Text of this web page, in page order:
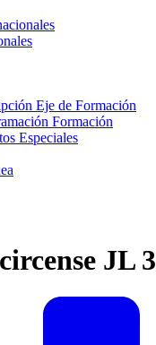
Eje de Formación
Formación
Especiales
JL 3